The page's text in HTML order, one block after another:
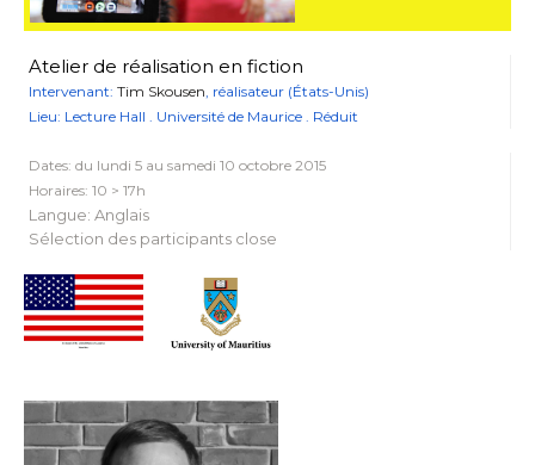
Atelier de réalisation en fiction
Intervenant: Tim Skousen , réalisateur (États-Unis)
Lieu: Lecture Hall . Université de Maurice . Réduit
Dates: du lundi 5 au samedi 10 octobre 2015
Horaires: 10 > 17h
Langue: Anglais
Sélection des participants close